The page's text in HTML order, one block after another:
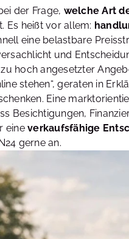
der Frage, welche Art
Es heißt vor allem:
eine belastbare
und
zu hoch angesetzter
stehen“, geraten in
Eine
Besichtigungen,
eineverkaufsfähige
gerne an.